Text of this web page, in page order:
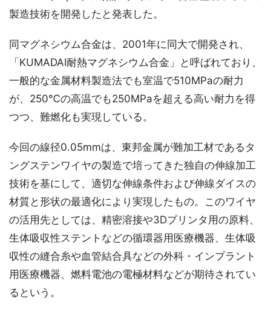
製造技術を開発したと発表した。
同マグネシウム合金は、2001年に同大で開発され、
「KUMADAI耐熱マグネシウム合金」と呼ばれており、
一般的な金属材料製造法でも室温で510MPaの耐力
が、250℃の高温でも250MPaを超える高い耐力を得
つつ、難燃化も実現している。
今回の線径0.05mmは、東邦金属が難加工材であるタ
ングステンワイヤの製造で培ってきた独自の伸線加工
技術を基にして、適切な伸線条件および伸線ダイスの
材質と形状の最適化により実現したもの。このワイヤ
の活用先としては、精密溶接や3Dプリンタ用の原料、
生体吸収性ステントなどの循環器用医療機器、生体吸
収性の縫合糸や血管結合具などの外科・インプラント
用医療機器、燃料電池の電極材料などが期待されてい
るという。